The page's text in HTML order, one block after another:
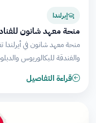
إيرلندا
منحة معهد شانون
منحة معهد شانون في أيرلندا
والفندقة للبكالوريوس
قراءة التفاصيل